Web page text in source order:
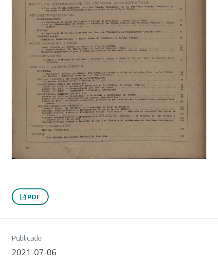
PDF
Publicado
2021-07-06